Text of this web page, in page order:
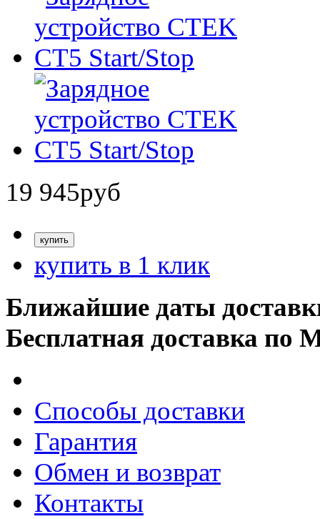
19 945руб
купить в 1 клик
Ближайшие даты
Бесплатная доставка по
Способы доставки
Гарантия
Обмен и возврат
Контакты